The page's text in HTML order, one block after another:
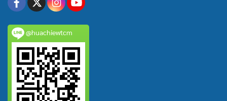
@huachiewtcm